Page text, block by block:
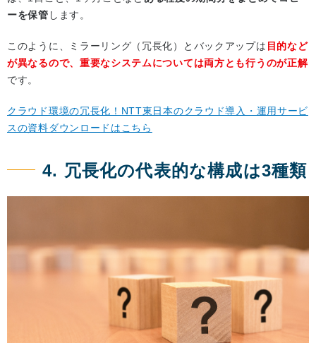
ーを保管 します。
このように、ミラーリング（冗長化）とバックアップは 目的など
が異なるので、重要なシステムについては両方とも行うのが正解
です。
クラウド環境の冗長化！NTT東日本のクラウド導入・運用サービ
スの資料ダウンロードはこちら
4. 冗長化の代表的な構成は3種類